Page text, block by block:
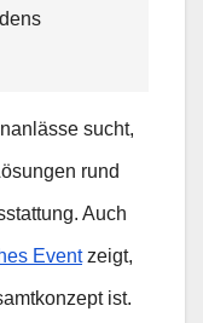
sucht,
rund
Auch
Eventzeigt,
ist.